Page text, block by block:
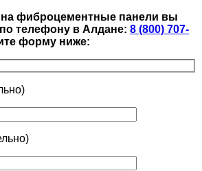
фиброцементные панели вы
телефону в Алдане: 8 (800) 707-
форму ниже: